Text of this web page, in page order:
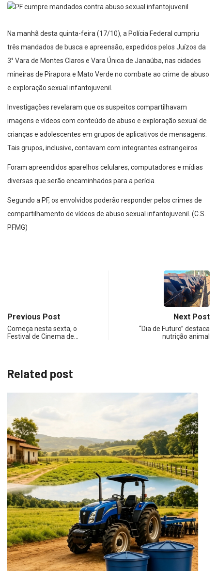
Na manhã desta quinta-feira (17/10), a Polícia Federal cumpriu
três mandados de busca e apreensão, expedidos pelos Juízos da
3° Vara de Montes Claros e Vara Única de Janaúba, nas cidades
mineiras de Pirapora e Mato Verde no combate ao crime de abuso
e exploração sexual infantojuvenil.
Investigações revelaram que os suspeitos compartilhavam
imagens e vídeos com conteúdo de abuso e exploração sexual de
crianças e adolescentes em grupos de aplicativos de mensagens.
Tais grupos, inclusive, contavam com integrantes estrangeiros.
Foram apreendidos aparelhos celulares, computadores e mídias
diversas que serão encaminhados para a perícia.
Segundo a PF, os envolvidos poderão responder pelos crimes de
compartilhamento de vídeos de abuso sexual infantojuvenil. (C.S.
PFMG)
Previous Post
Começa nesta sexta, o
Festival de Cinema de…
Next Post
“Dia de Futuro” destaca
nutrição animal
Related post